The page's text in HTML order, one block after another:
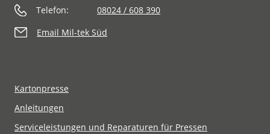
Telefon:
08024 / 608 390
Email Mil-tek Süd
Kartonpresse
Anleitungen
Serviceleistungen und Reparaturen für Pressen